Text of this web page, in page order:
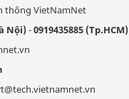
thông VietNamNet
Nội)-0919435885 (Tp.HCM)